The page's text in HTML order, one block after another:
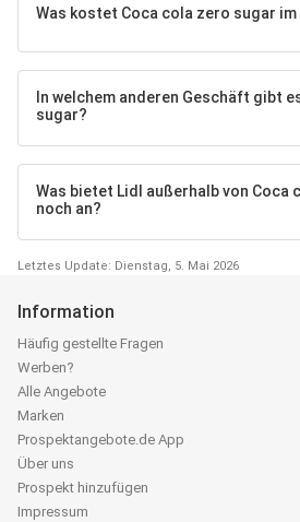
Was kostet Coca cola zero sugar
In welchem anderen Geschäft gibt
sugar?
Was bietet Lidl außerhalb von Coca
noch an?
Letztes Update: Dienstag, 5. Mai 2026
Information
Häufig gestellte Fragen
Werben?
Alle Angebote
Marken
Prospektangebote.de App
Über uns
Prospekt hinzufügen
Impressum